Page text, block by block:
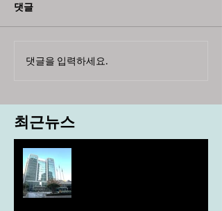
댓글
댓글을 입력하세요.
최근뉴스